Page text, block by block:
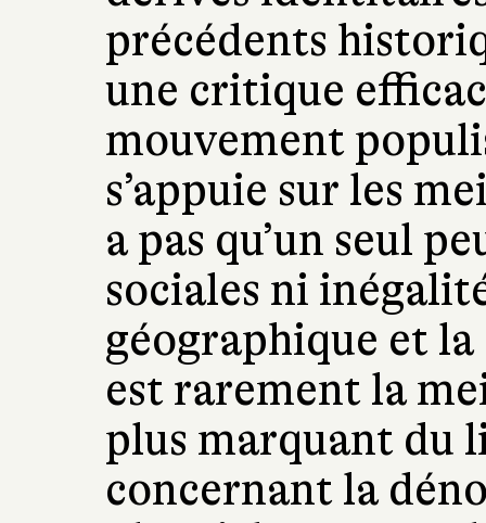
précédents
une critique
mouvement
s’appuie sur les
a pas qu’un seul
sociales ni
géographique et
est rarement la
plus marquant du
concernant la